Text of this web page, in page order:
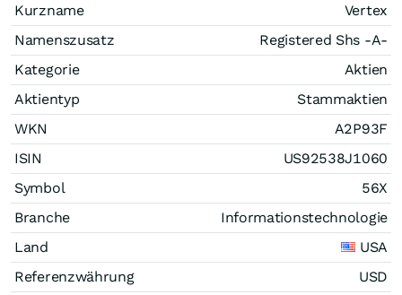
Kurzname
Vertex
Namenszusatz
Registered Shs -A-
Kategorie
Aktien
Aktientyp
Stammaktien
WKN
A2P93F
ISIN
US92538J1060
Symbol
56X
Branche
Informationstechnologie
Land
USA
Referenzwährung
USD